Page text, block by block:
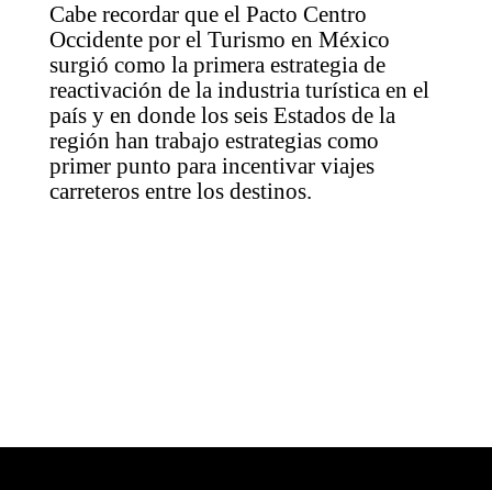
Cabe recordar que el Pacto Centro
Occidente por el Turismo en México
surgió como la primera estrategia de
reactivación de la industria turística en el
país y en donde los seis Estados de la
región han trabajo estrategias como
primer punto para incentivar viajes
carreteros entre los destinos.